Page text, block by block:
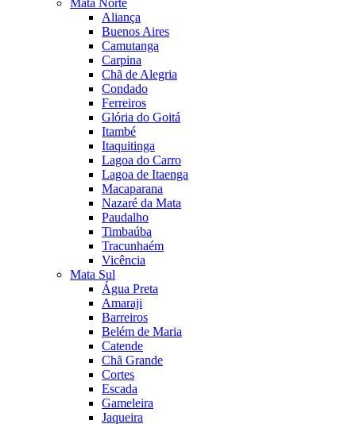
Mata Norte
Aliança
Buenos Aires
Camutanga
Carpina
Chã de Alegria
Condado
Ferreiros
Glória do Goitá
Itambé
Itaquitinga
Lagoa do Carro
Lagoa de Itaenga
Macaparana
Nazaré da Mata
Paudalho
Timbaúba
Tracunhaém
Vicência
Mata Sul
Água Preta
Amaraji
Barreiros
Belém de Maria
Catende
Chã Grande
Cortes
Escada
Gameleira
Jaqueira